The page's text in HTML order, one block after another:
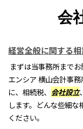
会
経営全般に関する
まずは当事務所まで
エンシア 横山会計事
に、相続税、 会社設立
します。どんな些細
ください。